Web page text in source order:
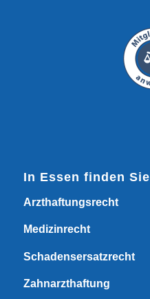
In Essen finden Sie
Arzthaftungsrecht
Medizinrecht
Schadensersatzrecht
Zahnarzthaftung